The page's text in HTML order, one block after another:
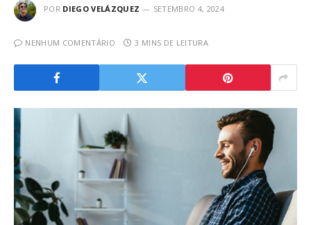
POR DIEGO VELÁZQUEZ SETEMBRO 4, 2024
NENHUM COMENTÁRIO 3 MINS DE LEITURA